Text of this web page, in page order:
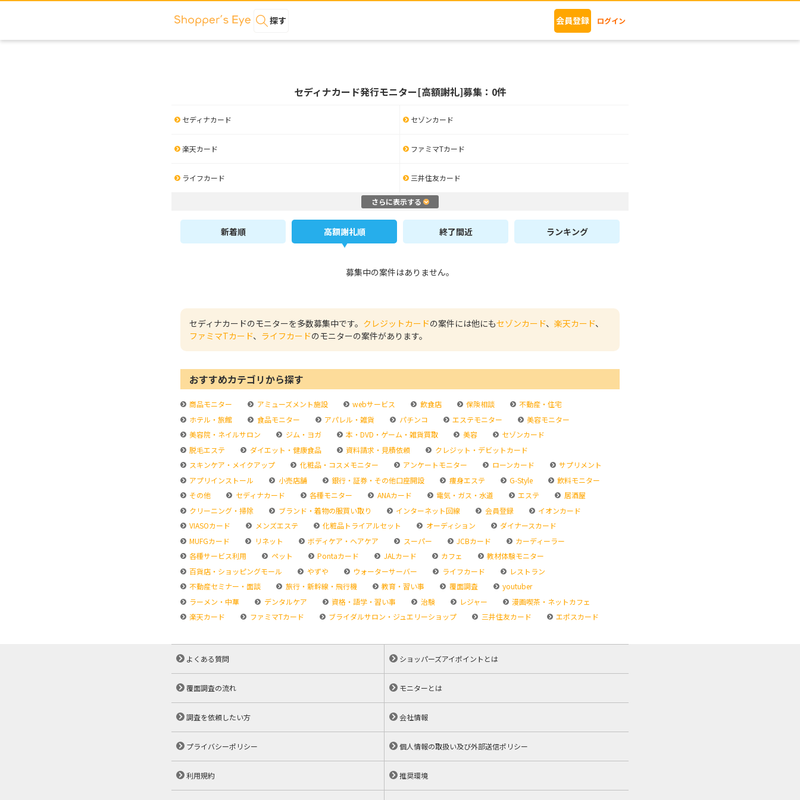
探す 会員登録 ログイン
セディナカード発行モニター[高額謝礼]募集：0件
セディナカード セゾンカード
楽天カード ファミマTカード
ライフカード 三井住友カード
さらに表示する
新着順 高額謝礼順 終了間近 ランキング
募集中の案件はありません。
セディナカードのモニターを多数募集中です。 クレジットカードの案件には他にもセゾンカード、 楽天カード、
ファミマTカード、 ライフカードのモニターの案件があります。
おすすめカテゴリから探す
商品モニター アミューズメント施設 webサービス 飲食店 保険相談
不動産・住宅
ホテル・旅館
食品モニター アパレル・雑貨 パチンコ エステモニター
美容モニター
美容院・ネイルサロン
ジム・ヨガ 本・DVD・ゲーム・雑貨買取 美容
セゾンカード
脱毛エステ
ダイエット・健康食品 資料請求・見積依頼
クレジット・デビットカード
スキンケア・メイクアップ
化粧品・コスメモニター アンケートモニター ローンカード
サプリメント
アプリインストール
小売店舗 銀行・証券・その他口座開設 痩身エステ G-Style
飲料モニター
その他
セディナカード 各種モニター ANAカード 電気・ガス・水道 エステ
居酒屋
クリーニング・掃除
ブランド・着物の服買い取り インターネット回線 会員登録
イオンカード
VIASOカード
メンズエステ 化粧品トライアルセット オーディション
ダイナースカード
MUFGカード
リネット ボディケア・ヘアケア スーパー JCBカード
カーディーラー
各種サービス利用
ペット Pontaカード JALカード カフェ
教材体験モニター
百貨店・ショッピングモール
やずや ウォーターサーバー ライフカード
レストラン
不動産セミナー・面談
旅行・新幹線・飛行機 教育・習い事 覆面調査
youtuber
ラーメン・中華
デンタルケア 資格・語学・習い事 治験 レジャー
漫画喫茶・ネットカフェ
楽天カード
ファミマTカード ブライダルサロン・ジュエリーショップ 三井住友カード エポスカード
よくある質問 ショッパーズアイポイントとは
覆面調査の流れ モニターとは
調査を依頼したい方 会社情報
プライバシーポリシー 個人情報の取扱い及び外部送信ポリシー
利用規約 推奨環境